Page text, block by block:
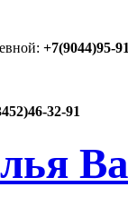
+7(9044)95-
32-91